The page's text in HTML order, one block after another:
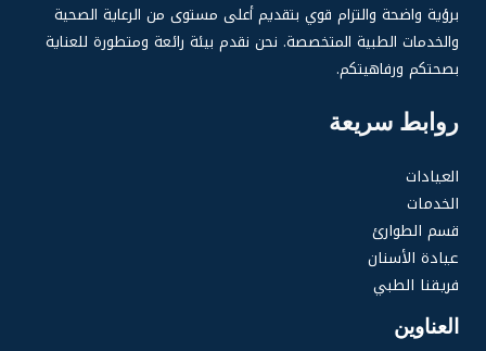
برؤية واضحة والتزام قوي بتقديم أعلى مستوى من الرعاية الصحية
والخدمات الطبية المتخصصة. نحن نقدم بيئة رائعة ومتطورة للعناية
بصحتكم ورفاهيتكم.
روابط سريعة
العيادات
الخدمات
قسم الطوارئ
عيادة الأسنان
فريقنا الطبي
العناوين